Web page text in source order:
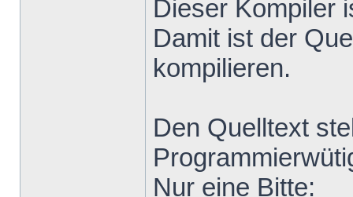
Dieser Kompiler
Damit ist der
kompilieren.
Den Quelltext
Nur eine Bitte: